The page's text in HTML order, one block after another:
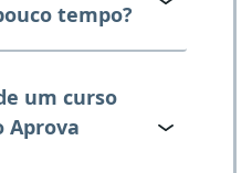
tempo?
um curso
Aprova